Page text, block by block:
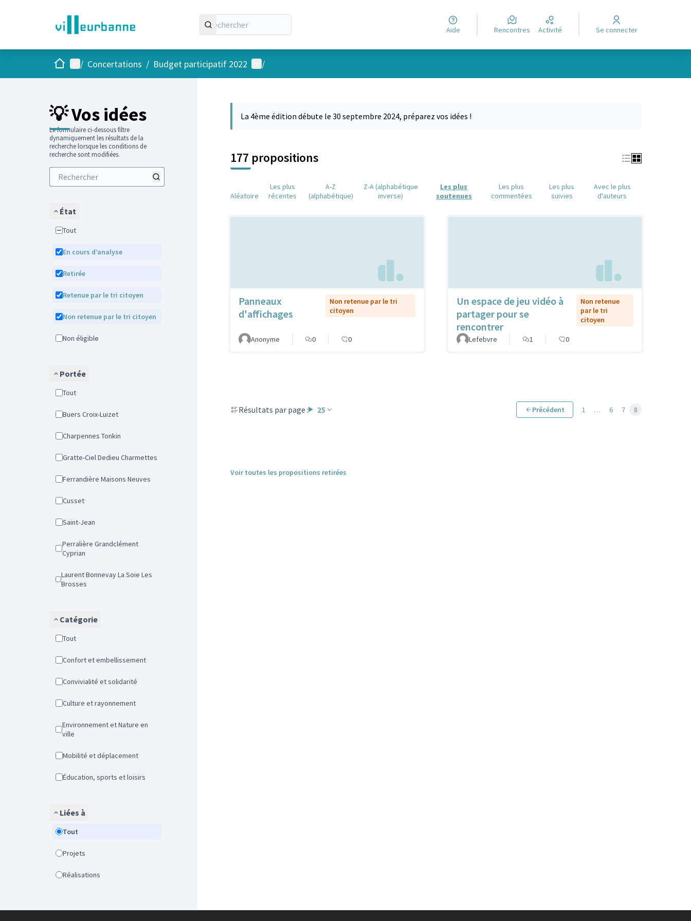
Aide Rencontres Activité Se connecter
AccueilMenu principal
/ Concertations / Budget participatif 2022 Menu utilisateur
/
💡 Vos idées
Le formulaire ci-dessous filtre
dynamiquement les résultats de la
recherche lorsque les conditions de
recherche sont modifiées.
État
Tout
En cours d’analyse
Retirée
Retenue par le tri citoyen
Non retenue par le tri citoyen
Non éligible
Portée
Tout
Buers Croix-Luizet
Charpennes Tonkin
Gratte-Ciel Dedieu Charmettes
Ferrandière Maisons Neuves
Cusset
Saint-Jean
Perralière Grandclément
Cyprian
Laurent Bonnevay La Soie Les
Brosses
Catégorie
Tout
Confort et embellissement
Convivialité et solidarité
Culture et rayonnement
Environnement et Nature en
ville
Mobilité et déplacement
Éducation, sports et loisirs
Liées à
Tout
Projets
Réalisations
La 4ème édition débute le 30 septembre 2024, préparez vos idées !
177 propositions
Aléatoire
Les plus
récentes
A-Z
(alphabétique)
Z-A (alphabétique
inverse)
Les plus
soutenues
Les plus
commentées
Les plus
suivies
Avec le plus
d'auteurs
Panneaux
d'affichages
Non retenue par le tri
citoyen
Anonyme 0 0
Un espace de jeu vidéo à
partager pour se
rencontrer
Non retenue
par le tri
citoyen
Lefebvre 1 0
Résultats par page : 25 Précédent 1 … 6 7 8
Voir toutes les propositions retirées